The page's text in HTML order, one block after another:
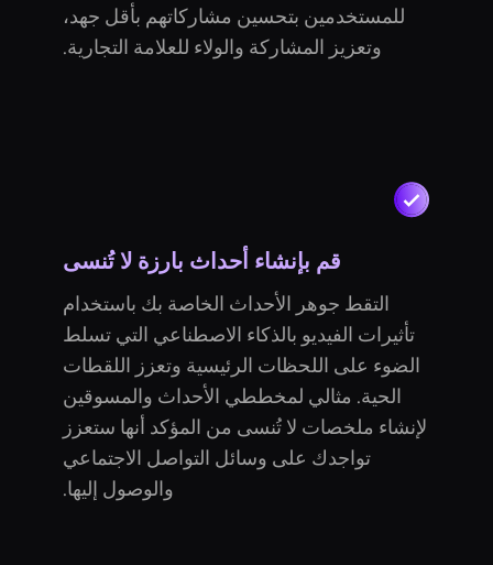
للمستخدمين بتحسين مشاركاتهم بأقل جهد،
وتعزيز المشاركة والولاء للعلامة التجارية.
قم بإنشاء أحداث بارزة لا تُنسى
التقط جوهر الأحداث الخاصة بك باستخدام
تأثيرات الفيديو بالذكاء الاصطناعي التي تسلط
الضوء على اللحظات الرئيسية وتعزز اللقطات
الحية. مثالي لمخططي الأحداث والمسوقين
لإنشاء ملخصات لا تُنسى من المؤكد أنها ستعزز
تواجدك على وسائل التواصل الاجتماعي
والوصول إليها.